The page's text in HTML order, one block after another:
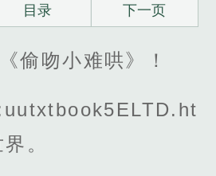
目录 下一页
偷吻小难哄》！
。